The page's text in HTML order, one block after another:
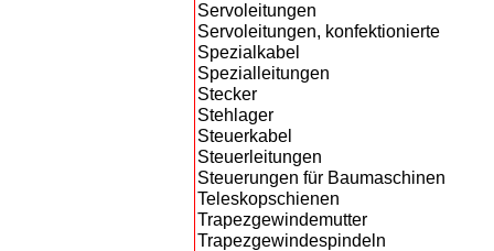
Servoleitungen
Servoleitungen, konfektionierte
Spezialkabel
Spezialleitungen
Stecker
Stehlager
Steuerkabel
Steuerleitungen
Steuerungen für Baumaschinen
Teleskopschienen
Trapezgewindemutter
Trapezgewindespindeln